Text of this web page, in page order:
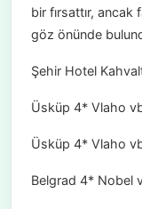
bir fırsattır, ancak
göz önünde
Şehir Hotel
Üsküp 4* Vlaho
Üsküp 4* Vlaho
Belgrad 4* Nobel